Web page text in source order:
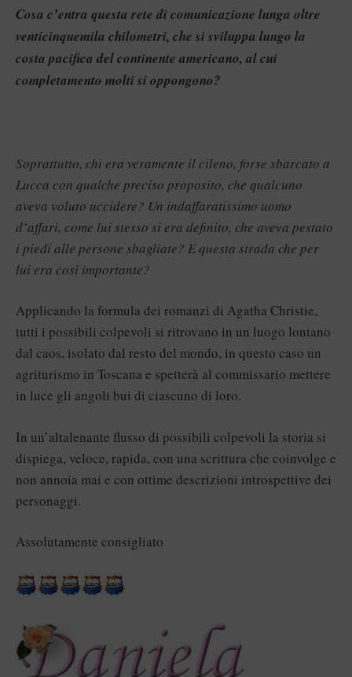
Cosa c’entra questa rete di comunicazione lunga oltre
venticinquemila chilometri, che si sviluppa lungo la
costa pacifica del continente americano, al cui
completamento molti si oppongono?
Soprattutto, chi era veramente il cileno, forse sbarcato a
Lucca con qualche preciso proposito, che qualcuno
aveva voluto uccidere? Un indaffaratissimo uomo
d’affari, come lui stesso si era definito, che aveva pestato
i piedi alle persone sbagliate? E questa strada che per
lui era così importante?
Applicando la formula dei romanzi di Agatha Christie,
tutti i possibili colpevoli si ritrovano in un luogo lontano
dal caos, isolato dal resto del mondo, in questo caso un
agriturismo in Toscana e spetterà al commissario mettere
in luce gli angoli bui di ciascuno di loro.
In un’altalenante flusso di possibili colpevoli la storia si
dispiega, veloce, rapida, con una scrittura che coinvolge e
non annoia mai e con ottime descrizioni introspettive dei
personaggi.
Assolutamente consigliato